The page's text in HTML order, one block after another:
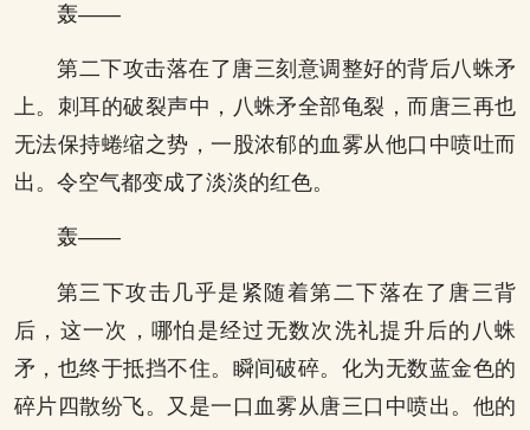
轰——
第二下攻击落在了唐三刻意调整好的背后八蛛矛
上。刺耳的破裂声中，八蛛矛全部龟裂，而唐三再也
无法保持蜷缩之势，一股浓郁的血雾从他口中喷吐而
出。令空气都变成了淡淡的红色。
轰——
第三下攻击几乎是紧随着第二下落在了唐三背
后，这一次，哪怕是经过无数次洗礼提升后的八蛛
矛，也终于抵挡不住。瞬间破碎。化为无数蓝金色的
碎片四散纷飞。又是一口血雾从唐三口中喷出。他的